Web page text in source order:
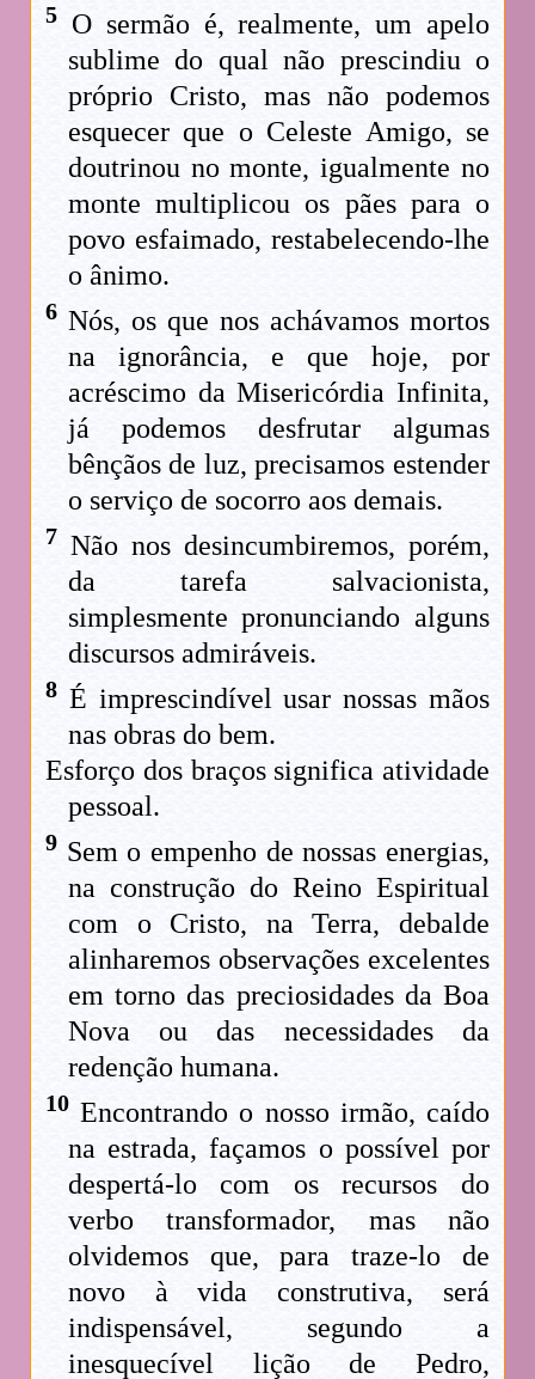
5 O sermão é, realmente, um apelo
sublime do qual não prescindiu o
próprio Cristo, mas não podemos
esquecer que o Celeste Amigo, se
doutrinou no monte, igualmente no
monte multiplicou os pães para o
povo esfaimado, restabelecendo-lhe
o ânimo.
6 Nós, os que nos achávamos mortos
na ignorância, e que hoje, por
acréscimo da Misericórdia Infinita,
já podemos desfrutar algumas
bênçãos de luz, precisamos estender
o serviço de socorro aos demais.
7 Não nos desincumbiremos, porém,
da tarefa salvacionista,
simplesmente pronunciando alguns
discursos admiráveis.
8 É imprescindível usar nossas mãos
nas obras do bem.
Esforço dos braços significa atividade
pessoal.
9 Sem o empenho de nossas energias,
na construção do Reino Espiritual
com o Cristo, na Terra, debalde
alinharemos observações excelentes
em torno das preciosidades da Boa
Nova ou das necessidades da
redenção humana.
10 Encontrando o nosso irmão, caído
na estrada, façamos o possível por
despertá-lo com os recursos do
verbo transformador, mas não
olvidemos que, para traze-lo de
novo à vida construtiva, será
indispensável, segundo a
inesquecível lição de Pedro,